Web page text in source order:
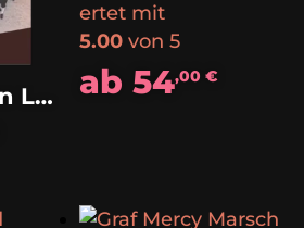
Genieß’ Dein Leben jeden Tag (Polka)
ertet mit
5.00von 5
ab 54,00 €